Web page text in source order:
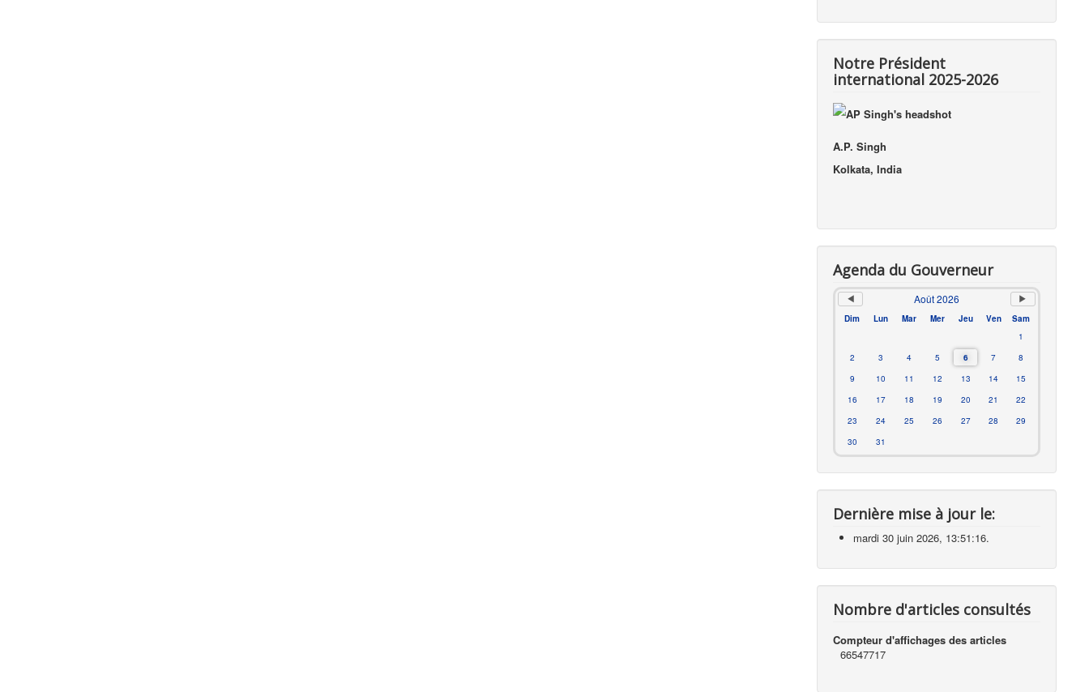
Notre Président
international 2025-2026
A.P. Singh
Kolkata, India
Agenda du Gouverneur
Août 2026
Dim Lun Mar Mer Jeu Ven
Sam
1
2
3 4 5 6 7
8
9
10 11 12 13 14
15
16
17 18 19 20 21
22
23
24 25 26 27 28
29
30
31
Dernière mise à jour le:
mardi 30 juin 2026, 13:51:16.
Nombre d'articles consultés
Compteur d'affichages des articles
66547717